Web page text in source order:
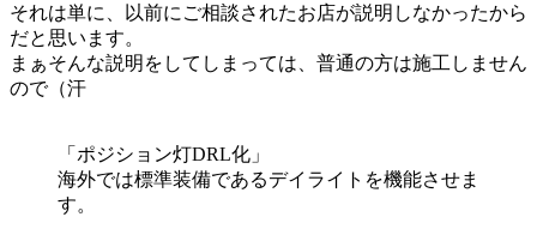
それは単に、以前にご相談されたお店が説明しなかったから
だと思います。
まぁそんな説明をしてしまっては、普通の方は施工しません
ので（汗
「ポジション灯DRL化」
海外では標準装備であるデイライトを機能させま
す。